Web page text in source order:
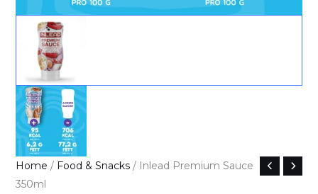
Home / Food & Snacks/ Inlead Premium Sauce
350ml
Inlead
Premium